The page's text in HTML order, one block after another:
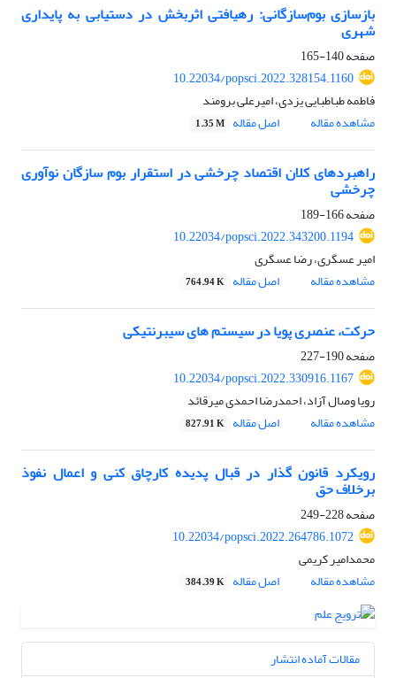
بازسازی بوم‌سازگانی: رهیافتی اثربخش در دستیابی به پایداری
شهری
صفحه140-165
10.22034/popsci.2022.328154.1160
فاطمه طباطبایی یزدی، امیرعلی برومند
مشاهده مقاله
اصل مقاله 1.35 M
راهبردهای کلان اقتصاد چرخشی در استقرار بوم سازگان نوآوری
چرخشی
صفحه166-189
10.22034/popsci.2022.343200.1194
امیر عسگری، رضا عسگری
مشاهده مقاله
اصل مقاله 764.94 K
حرکت، عنصری پویا در سیستم های سیبرنتیکی
صفحه190-227
10.22034/popsci.2022.330916.1167
رویا وصال آزاد، احمدرضا احمدی میرقائد
مشاهده مقاله
اصل مقاله 827.91 K
رویکرد قانون گذار در قبال پدیده کارچاق کنی و اعمال نفوذ
برخلاف حق
صفحه228-249
10.22034/popsci.2022.264786.1072
محمدامیر کریمی
مشاهده مقاله
اصل مقاله 384.39 K
مقالات آماده انتشار